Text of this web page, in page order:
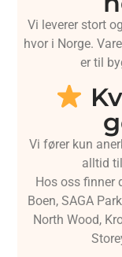
Vi leverer stort
hvor i Norge.
er til
Vi fører kun
alltid
Hos oss finner
Boen, SAGA
North Wood,